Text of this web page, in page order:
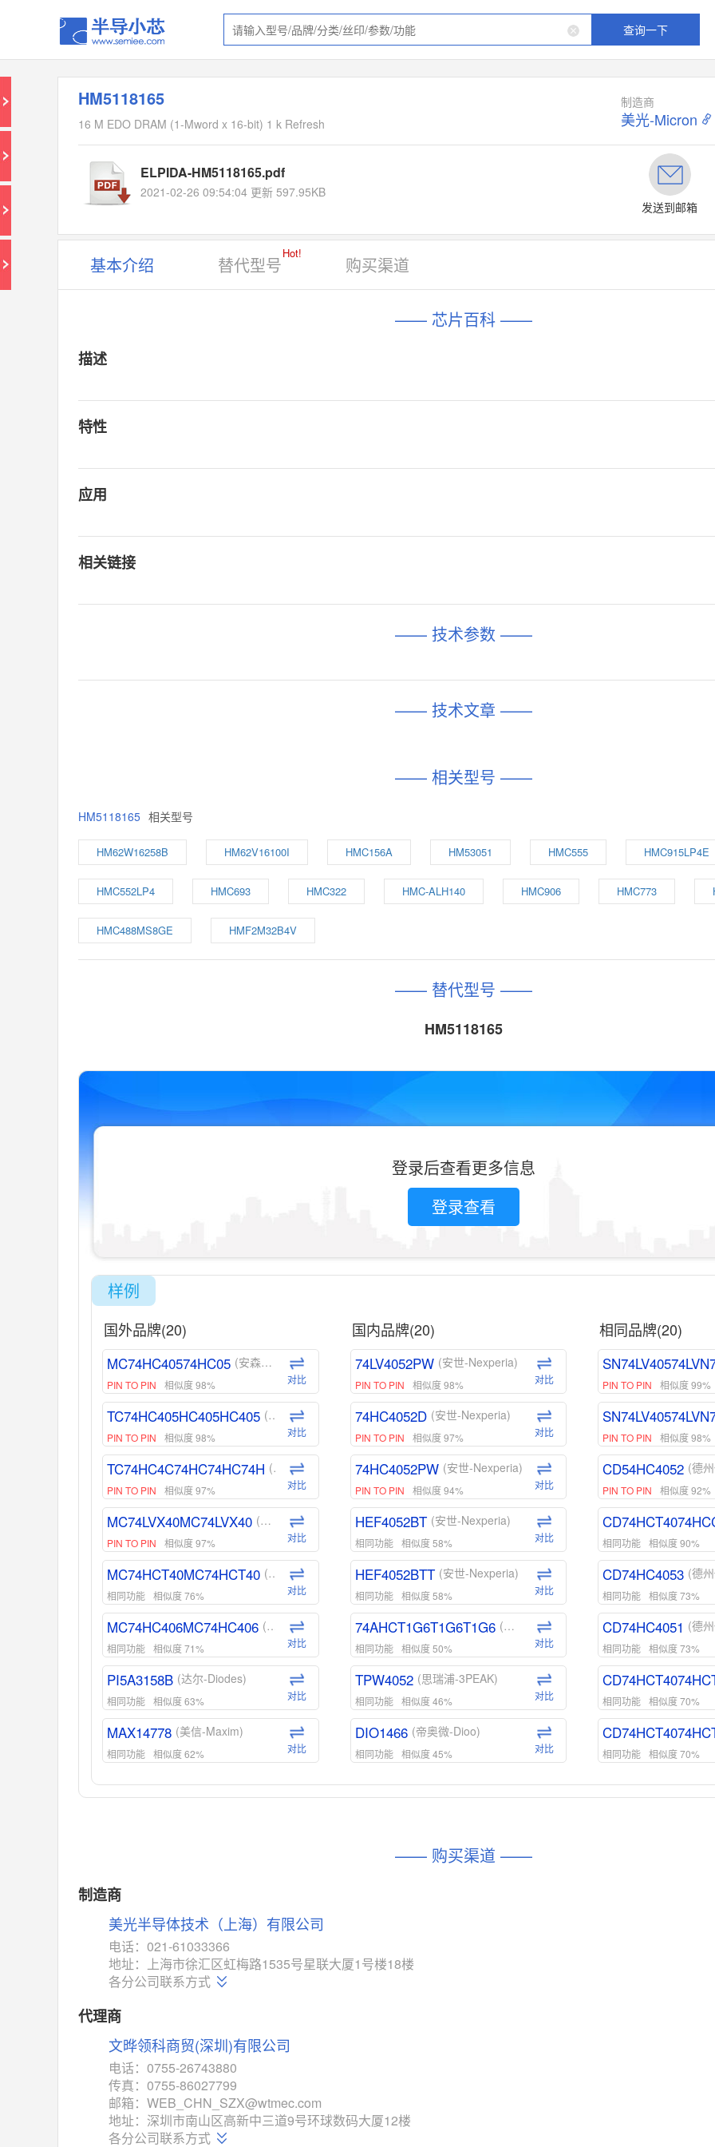
查询一下
HM5118165
16 M EDO DRAM (1-Mword x 16-bit) 1 k Refresh
制造商
美光-Micron
ELPIDA-HM5118165.pdf
2021-02-26 09:54:04 更新 597.95KB
发送到邮箱
基本介绍 替代型号
Hot!
购买渠道
—— 芯片百科 ——
描述
特性
应用
相关链接
—— 技术参数 ——
—— 技术文章 ——
—— 相关型号 ——
HM5118165 相关型号
HM62W16258B HM62V16100I HMC156A HM53051 HMC555 HMC915LP4E
HMC552LP4 HMC693 HMC322 HMC-ALH140 HMC906 HMC773
HMC488MS8GE HMF2M32B4V
—— 替代型号 ——
HM5118165
登录后查看更多信息
登录查看
样例
国外品牌(20)
MC74HC40574HC05 (安森美-ON)
PIN TO PIN 相似度 98% 对比
TC74HC405HC405HC405 (东芝-Toshiba)
PIN TO PIN 相似度 98% 对比
TC74HC4C74HC74HC74H (东芝-Toshiba)
PIN TO PIN 相似度 97% 对比
MC74LVX40MC74LVX40 (安森美-ON)
PIN TO PIN 相似度 97% 对比
MC74HCT40MC74HCT40 (安森美-ON)
相同功能 相似度 76% 对比
MC74HC406MC74HC406 (安森美-ON)
相同功能 相似度 71% 对比
PI5A3158B (达尔-Diodes)
相同功能 相似度 63% 对比
MAX14778 (美信-Maxim)
相同功能 相似度 62% 对比
ADG1439 (亚德诺-ADI)
对比
MAX14760
M74HC4852 (意法-ST)
相同功能 相似度 52% 对比
相同功能
TC4052BFT (东芝-Toshiba)
相同功能 相似度 50%
ISL54233 (瑞萨-Renesas)
相同功能 相似度 49% 对比
国内品牌(20)
74LV4052PW (安世-Nexperia)
PIN TO PIN 相似度 98% 对比
74HC4052D (安世-Nexperia)
PIN TO PIN 相似度 97% 对比
74HC4052PW (安世-Nexperia)
PIN TO PIN 相似度 94% 对比
HEF4052BT (安世-Nexperia)
相同功能 相似度 58% 对比
HEF4052BTT (安世-Nexperia)
相同功能 相似度 58% 对比
74AHCT1G6T1G6T1G6 (安世-Nexperia)
相同功能 相似度 50% 对比
TPW4052 (思瑞浦-3PEAK)
相同功能 相似度 46% 对比
DIO1466 (帝奥微-Dioo)
相同功能 相似度 45% 对比
DIO1159 (帝奥微-Dioo)
对比
相似度 44%
相同功能 相似度 37%
相同功能 相似度 35%
相同品牌(20)
PIN TO PIN 相似度 99%
PIN TO PIN 相似度 98%
CD54HC4052 (德
PIN TO PIN 相似度 92%
相同功能 相似度 90%
CD74HC4053 (德
相同功能 相似度 73%
CD74HC4051 (德
相同功能 相似度 73%
相同功能 相似度 70%
相同功能 相似度 70%
—— 购买渠道 ——
制造商
美光半导体技术（上海）有限公司
电话：021-61033366
地址：上海市徐汇区虹梅路1535号星联大厦1号楼18楼
各分公司联系方式
代理商
文晔领科商贸(深圳)有限公司
电话：0755-26743880
传真：0755-86027799
邮箱：WEB_CHN_SZX@wtmec.com
地址：深圳市南山区高新中三道9号环球数码大厦12楼
各分公司联系方式